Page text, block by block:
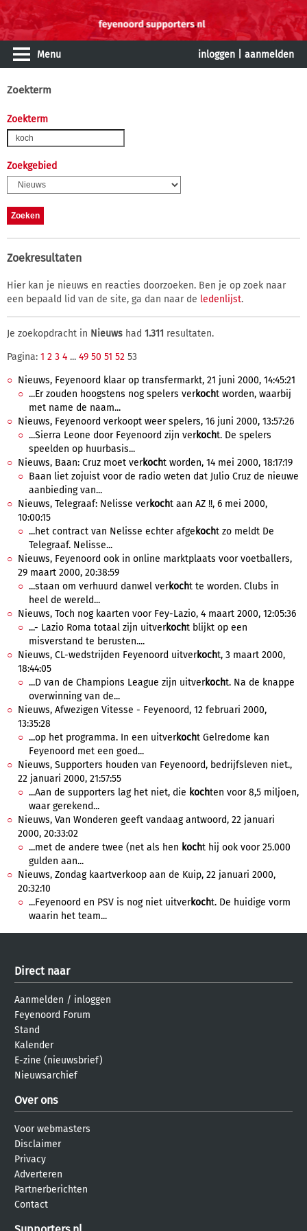
Menu inloggen aanmelden
Zoekterm
Zoekterm
Zoekgebied
Zoekresultaten
Hier kan je nieuws en reacties doorzoeken. Ben je op zoek naar
een bepaald lid van de site, ga dan naar de ledenlijst.
Je zoekopdracht in Nieuws had 1.311 resultaten.
Pagina: 1 2 3 4 ... 49 50 51 52 53
Nieuws, Feyenoord klaar op transfermarkt, 21 juni 2000, 14:45:21
...Er zouden hoogstens nog spelers verkocht worden, waarbij
met name de naam...
Nieuws, Feyenoord verkoopt weer spelers, 16 juni 2000, 13:57:26
...Sierra Leone door Feyenoord zijn verkocht. De spelers
speelden op huurbasis...
Nieuws, Baan: Cruz moet verkocht worden, 14 mei 2000, 18:17:19
Baan liet zojuist voor de radio weten dat Julio Cruz de nieuwe
aanbieding van...
Nieuws, Telegraaf: Nelisse verkocht aan AZ !!, 6 mei 2000,
10:00:15
...het contract van Nelisse echter afge kocht zo meldt De
Telegraaf. Nelisse...
Nieuws, Feyenoord ook in online marktplaats voor voetballers,
29 maart 2000, 20:38:59
...staan om verhuurd danwel verkocht te worden. Clubs in
heel de wereld...
Nieuws, Toch nog kaarten voor Fey-Lazio, 4 maart 2000, 12:05:36
...- Lazio Roma totaal zijn uitverkocht blijkt op een
misverstand te berusten....
Nieuws, CL-wedstrijden Feyenoord uitverkocht, 3 maart 2000,
18:44:05
...D van de Champions League zijn uitverkocht. Na de knappe
overwinning van de...
Nieuws, Afwezigen Vitesse - Feyenoord, 12 februari 2000,
13:35:28
...op het programma. In een uitverkocht Gelredome kan
Feyenoord met een goed...
Nieuws, Supporters houden van Feyenoord, bedrijfsleven niet.,
22 januari 2000, 21:57:55
...Aan de supporters lag het niet, die kochten voor 8,5 miljoen,
waar gerekend...
Nieuws, Van Wonderen geeft vandaag antwoord, 22 januari
2000, 20:33:02
...met de andere twee (net als hen kocht hij ook voor 25.000
gulden aan...
Nieuws, Zondag kaartverkoop aan de Kuip, 22 januari 2000,
20:32:10
...Feyenoord en PSV is nog niet uitverkocht. De huidige vorm
waarin het team...
Direct naar
Aanmelden / inloggen
Feyenoord Forum
Stand
Kalender
E-zine (nieuwsbrief)
Nieuwsarchief
Over ons
Voor webmasters
Disclaimer
Privacy
Adverteren
Partnerberichten
Contact